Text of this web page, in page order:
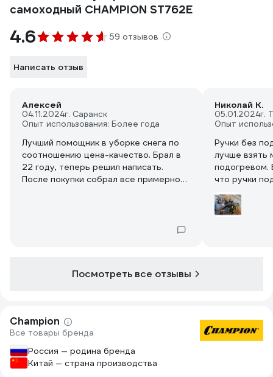
самоходный CHAMPION ST762E
4.6 59 отзывов
Написать отзыв
Алексей
04.11.2024г. Саранск
Опыт использования: Более года
Лучший помощник в уборке снега по
соотношению цена-качество. Брал в
22 году, теперь решил написать.
После покупки собрал все примерно
забилась труба мокрым снегом, а так
кидает реально метров на 10-13.
особенности двора. Не буксует по
накатанному снегу и даже льду,
скорей всего это из-за его
достаточного веса. Колличество
Николай К.
05.01.2024г.
Опыт
Ручки без
лучше взять
подогревом.
что ручки
В ообщем
взять
Посмотреть все отзывы
Champion
Все товары бренда
Россия — родина бренда
Китай — страна производства